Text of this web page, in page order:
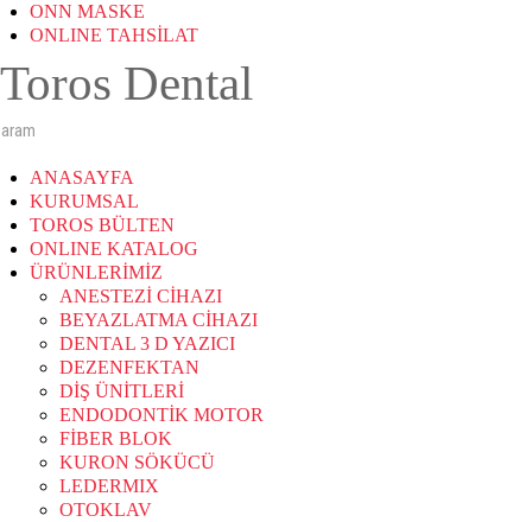
ONN MASKE
ONLINE TAHSİLAT
Toros Dental
ANASAYFA
KURUMSAL
TOROS BÜLTEN
ONLINE KATALOG
ÜRÜNLERİMİZ
ANESTEZİ CİHAZI
BEYAZLATMA CİHAZI
DENTAL 3 D YAZICI
DEZENFEKTAN
DİŞ ÜNİTLERİ
ENDODONTİK MOTOR
FİBER BLOK
KURON SÖKÜCÜ
LEDERMIX
OTOKLAV